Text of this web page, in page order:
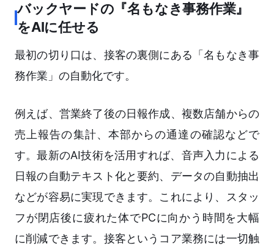
バックヤードの『名もなき事務作業』
をAIに任せる
最初の切り口は、接客の裏側にある「名もなき事
務作業」の自動化です。
例えば、営業終了後の日報作成、複数店舗からの
売上報告の集計、本部からの通達の確認などで
す。最新のAI技術を活用すれば、音声入力による
日報の自動テキスト化と要約、データの自動抽出
などが容易に実現できます。これにより、スタッ
フが閉店後に疲れた体でPCに向かう時間を大幅
に削減できます。接客というコア業務には一切触